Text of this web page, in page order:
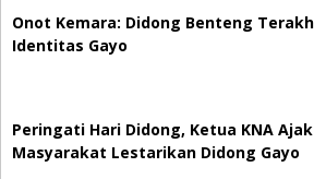
Onot Kemara: Didong Benteng
Identitas Gayo
Peringati Hari Didong, Ketua KNA Ajak
Masyarakat Lestarikan Didong Gayo